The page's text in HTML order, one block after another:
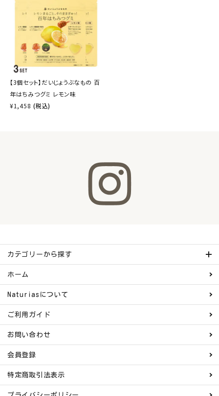
【3個セット】だいじょうぶなもの 百
年はちみつグミ レモン味
¥1,458 (税込)
カテゴリーから探す
ホーム
Naturiasについて
ご利用ガイド
お問い合わせ
会員登録
特定商取引法表示